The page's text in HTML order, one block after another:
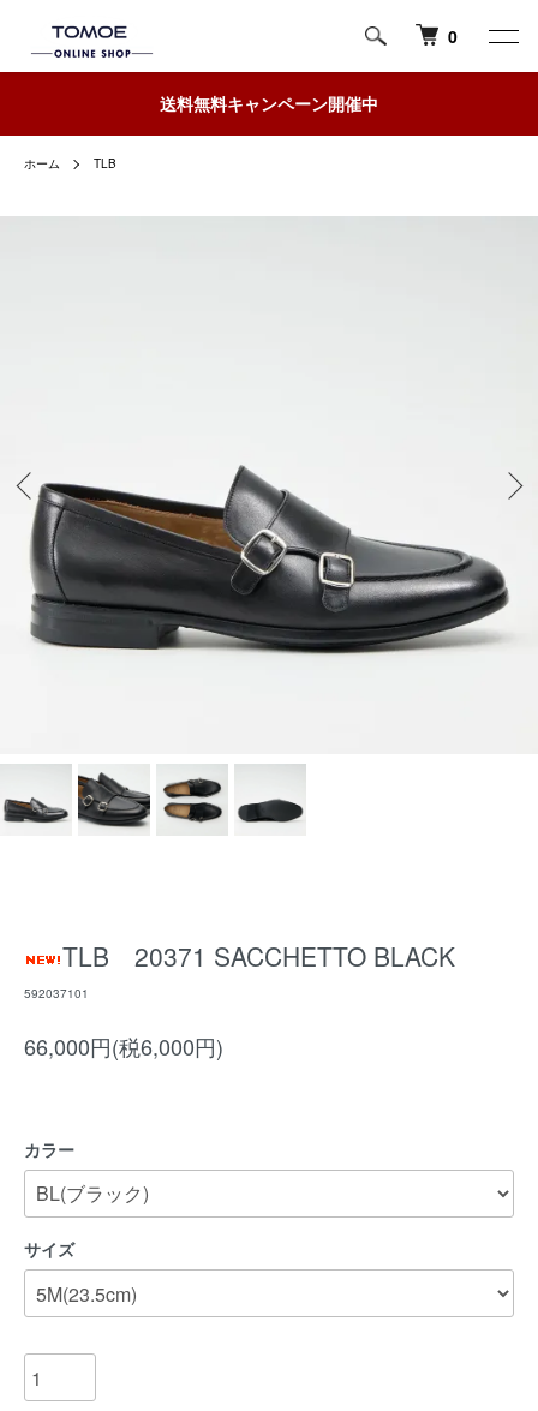
0
送料無料キャンペーン開催中
ホーム TLB
TLB 20371 SACCHETTO BLACK
592037101
66,000円(税6,000円)
カラー
サイズ